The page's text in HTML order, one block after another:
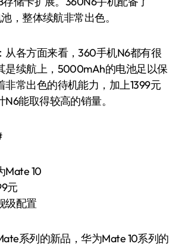
，整体续航非常出色。
各方面来看，360手机N6都有很
是续航上，5000mAh的电池足以保
非常出色的待机能力，加上1399元
能取得较高的销量。
Mate 10
元
级配置
系列的新品，华为Mate 10系列的